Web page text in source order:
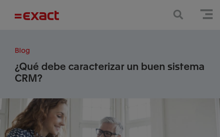
Blog
¿Qué debe caracterizar un buen sistema
CRM?